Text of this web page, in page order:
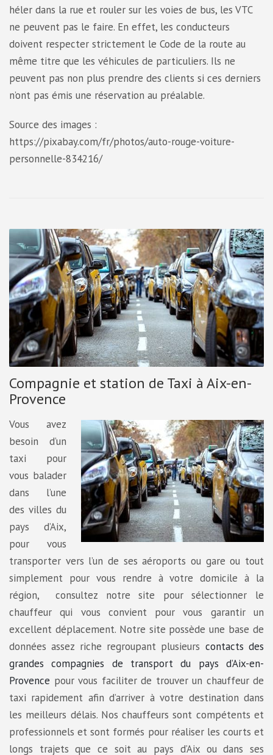
héler dans la rue et rouler sur les voies de bus, les VTC
ne peuvent pas le faire. En effet, les conducteurs
doivent respecter strictement le Code de la route au
même titre que les véhicules de particuliers. Ils ne
peuvent pas non plus prendre des clients si ces derniers
n’ont pas émis une réservation au préalable.
Source des images :
https://pixabay.com/fr/photos/auto-rouge-voiture-
personnelle-834216/
Compagnie et station de Taxi à Aix-en-
Provence
Vous avez
besoin d’un
taxi pour
vous balader
dans l’une
des villes du
pays d’Aix,
pour vous
transporter vers l’un de ses aéroports ou gare ou tout
simplement pour vous rendre à votre domicile à la
région, consultez notre site pour sélectionner le
chauffeur qui vous convient pour vous garantir un
excellent déplacement. Notre site possède une base de
données assez riche regroupant plusieurs contacts des
grandes compagnies de transport du pays d’Aix-en-
Provence pour vous faciliter de trouver un chauffeur de
taxi rapidement afin d’arriver à votre destination dans
les meilleurs délais. Nos chauffeurs sont compétents et
professionnels et sont formés pour réaliser les courts et
longs trajets que ce soit au pays d’Aix ou dans ses